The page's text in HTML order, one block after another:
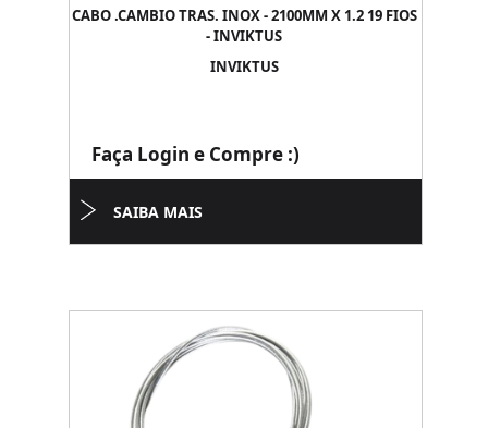
CABO .CAMBIO TRAS. INOX - 2100MM X 1.2 19 FIOS
- INVIKTUS
INVIKTUS
Faça Login e Compre :)
SAIBA MAIS